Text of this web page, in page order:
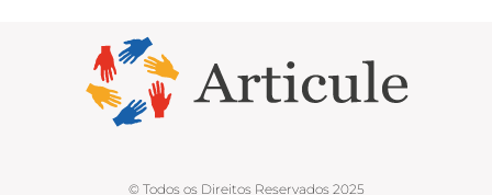
© Todos os Direitos Reservados 2025